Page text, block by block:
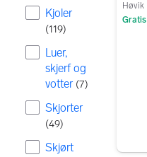
Kjoler
(119)
Luer,
skjerf og
votter (7)
Skjorter
(49)
Skjørt
Høvik